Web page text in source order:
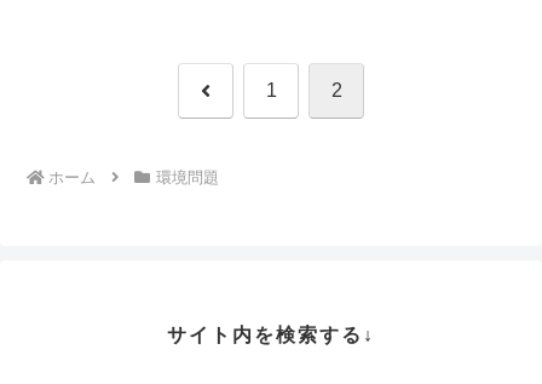
前 1 2
ホーム 環境問題
サイト内を検索する↓